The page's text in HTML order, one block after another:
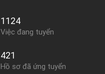
1124
Việc đang tuyển
421
Hồ sơ đã ứng tuyển